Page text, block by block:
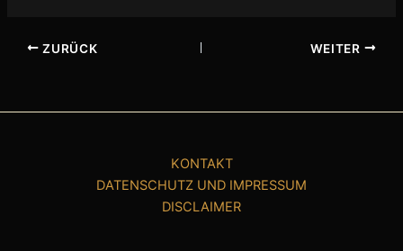
ZURÜCK WEITER
KONTAKT
DATENSCHUTZ UND IMPRESSUM
DISCLAIMER